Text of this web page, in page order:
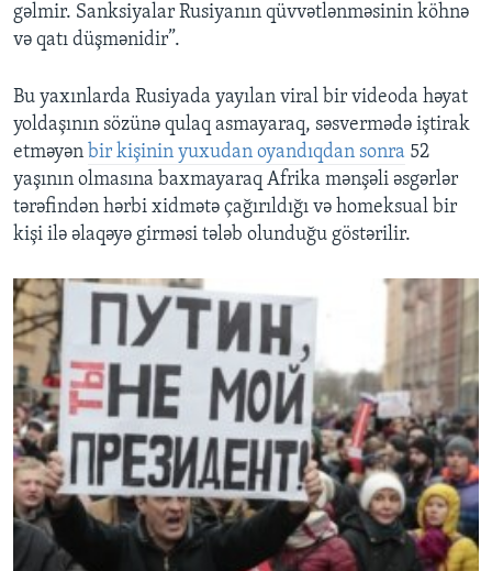
gəlmir. Sanksiyalar Rusiyanın qüvvətlənməsinin köhnə
və qatı düşmənidir”.
Bu yaxınlarda Rusiyada yayılan viral bir videoda həyat
yoldaşının sözünə qulaq asmayaraq, səsvermədə iştirak
etməyən bir kişinin yuxudan oyandıqdan sonra 52
yaşının olmasına baxmayaraq Afrika mənşəli əsgərlər
tərəfindən hərbi xidmətə çağırıldığı və homeksual bir
kişi ilə əlaqəyə girməsi tələb olunduğu göstərilir.